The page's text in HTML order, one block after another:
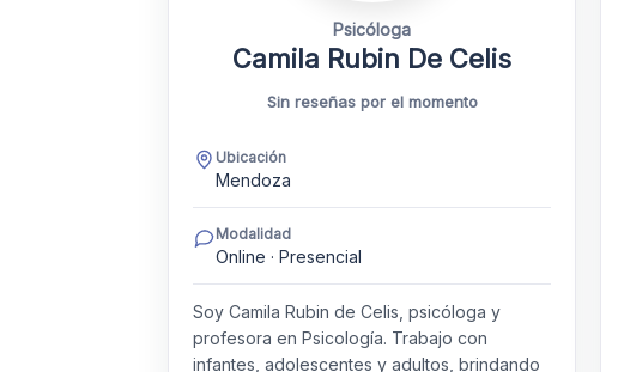
Psicóloga
Camila Rubin De Celis
Sin reseñas por el momento
Ubicación
Mendoza
Modalidad
Online · Presencial
Soy Camila Rubin de Celis, psicóloga y
profesora en Psicología. Trabajo con
infantes, adolescentes y adultos, brindando